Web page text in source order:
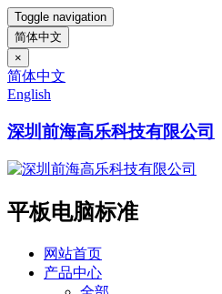
Toggle navigation
简体中文
×
简体中文
English
深圳前海高乐科技有限公司
平板电脑标准
网站首页
产品中心